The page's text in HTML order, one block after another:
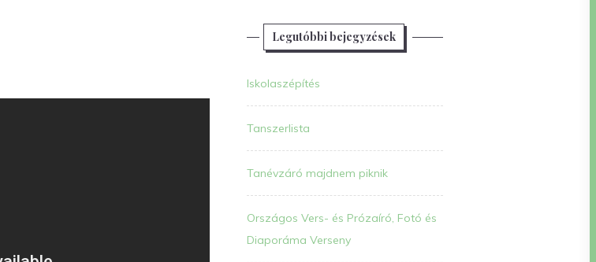
Legutóbbi bejegyzések
Iskolaszépítés
Tanszerlista
Tanévzáró majdnem piknik
Országos Vers- és Prózaíró, Fotó és
Diaporáma Verseny